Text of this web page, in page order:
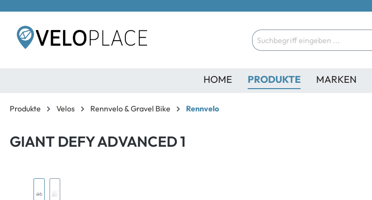
springen
HOME PRODUKTE MARKEN
Produkte Velos Rennvelo & Gravel Bike Rennvelo
GIANT DEFY ADVANCED 1